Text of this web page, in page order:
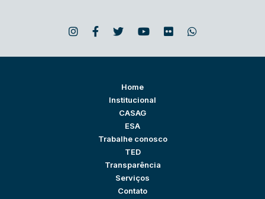
Home
Institucional
CASAG
ESA
Trabalhe conosco
TED
Transparência
Serviços
Contato